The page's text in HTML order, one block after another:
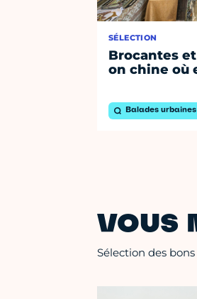
SÉLECTION
Brocantes
on chine où
Balades urbaines
VOUS
Sélection des